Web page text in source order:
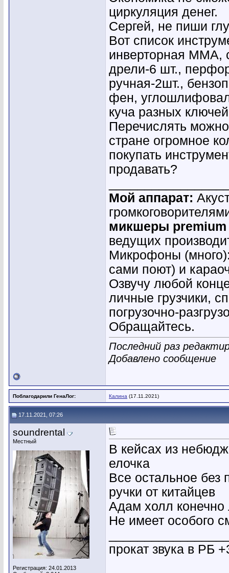
циркуляция денег.
Сергей, не пиши
Вот список
инверторная ММА,
дрели-6 шт.,
ручная-2шт.,
фен,
куча разных
Перечислять
стране огромное
покупать
продавать?
Мой аппарат:
микшеры premium
ведущих
Микрофоны
сами поют) и
Озвучу любой
личные грузчики,
погрузочно-
Обращайтесь.
Последний раз
Добавлено сообщение
Поблагодарили ГенаЛог: Калина (17.11.2021)
17.11.2021, 07:26
soundrental
Местный
Регистрация: 24.01.2013
В кейсах из
елочка
Все остальное без
ручки от китайцев
Адам холл
Не имеет особого
прокат звука в РБ